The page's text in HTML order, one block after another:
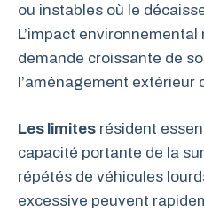
ou instables où le
L’impact
demande croissante de
l’aménagement extérieur
Les limites résident
capacité portante de la
répétés de véhicules
excessive peuvent